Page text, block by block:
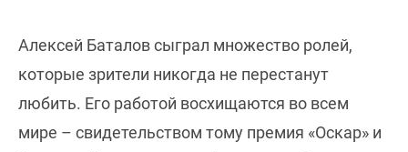
Алексей Баталов сыграл множество ролей,
которые зрители никогда не перестанут
любить. Его работой восхищаются во всем
мире – свидетельством тому премия «Оскар» и